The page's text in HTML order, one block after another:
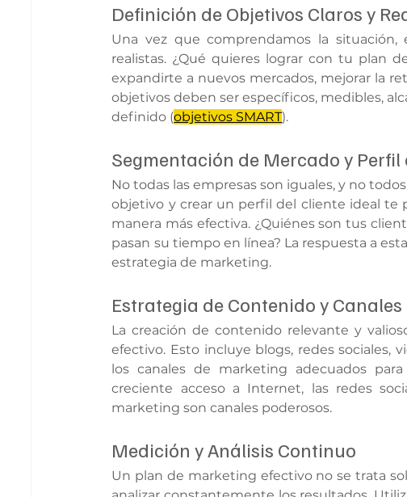
Definición de Objetivos Claros y
Una vez que comprendamos la
realistas. ¿Qué quieres lograr con tu plan
expandirte a nuevos mercados, mejorar la
objetivos deben ser específicos, medibles,
definido (objetivos SMART).
Segmentación de Mercado y Perfil
No todas las empresas son iguales, y no
objetivo y crear un perfil del cliente ideal te
manera más efectiva. ¿Quiénes son tus
pasan su tiempo en línea? La respuesta a
estrategia de marketing.
Estrategia de Contenido y
La creación de contenido relevante y
efectivo. Esto incluye blogs, redes sociales,
los canales de marketing adecuados
creciente acceso a Internet, las redes
marketing son canales poderosos.
Medición y Análisis Continuo
Un plan de marketing efectivo no se trata